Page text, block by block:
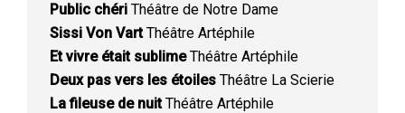
Public chéri Théâtre de Notre Dame
Sissi Von VartThéâtre Artéphile
Et vivre était sublimeThéâtre Artéphile
Deux pas vers les étoiles Théâtre La Scierie
La fileuse de nuitThéâtre Artéphile